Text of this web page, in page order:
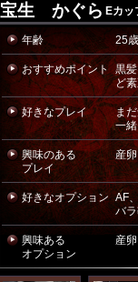
宝生 かぐら Eカッ
年齢 25歳
おすすめポイント 黒
ど
好きなプレイ
ま
一
興味のある
プレイ
産
好きなオプション AF
バ
興味ある
オプション
産